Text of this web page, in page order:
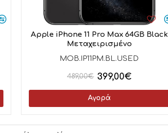
MOB.IP11PM.BL.USED
Apple iPhone 11 Pro Max 64GB Black
Μεταχειρισμένο
399,00€
489,00€
Αγορά